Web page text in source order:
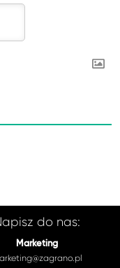
do nas:
Marketing